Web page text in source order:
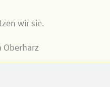
wir sie.
Oberharz